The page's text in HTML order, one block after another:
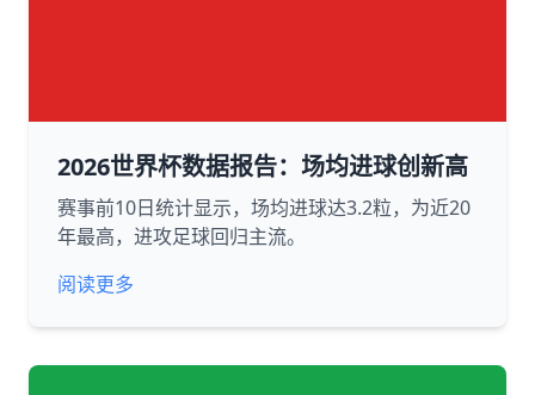
2026世界杯数据报告：场均进球创新高
赛事前10日统计显示，场均进球达3.2粒，为近20
年最高，进攻足球回归主流。
阅读更多